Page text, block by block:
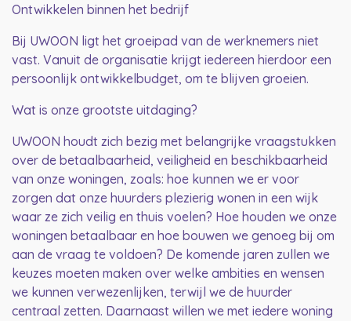
Ontwikkelen binnen het bedrijf
Bij UWOON ligt het groeipad van de werknemers niet
vast. Vanuit de organisatie krijgt iedereen hierdoor een
persoonlijk ontwikkelbudget, om te blijven groeien.
Wat is onze grootste uitdaging?
UWOON houdt zich bezig met belangrijke vraagstukken
over de betaalbaarheid, veiligheid en beschikbaarheid
van onze woningen, zoals: hoe kunnen we er voor
zorgen dat onze huurders plezierig wonen in een wijk
waar ze zich veilig en thuis voelen? Hoe houden we onze
woningen betaalbaar en hoe bouwen we genoeg bij om
aan de vraag te voldoen? De komende jaren zullen we
keuzes moeten maken over welke ambities en wensen
we kunnen verwezenlijken, terwijl we de huurder
centraal zetten. Daarnaast willen we met iedere woning